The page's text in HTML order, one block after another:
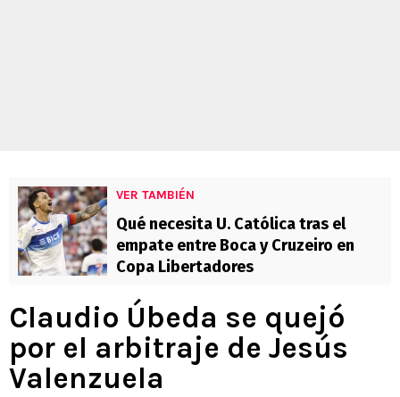
VER TAMBIÉN
Qué necesita U. Católica tras el
empate entre Boca y Cruzeiro en
Copa Libertadores
Claudio Úbeda se quejó
por el arbitraje de Jesús
Valenzuela